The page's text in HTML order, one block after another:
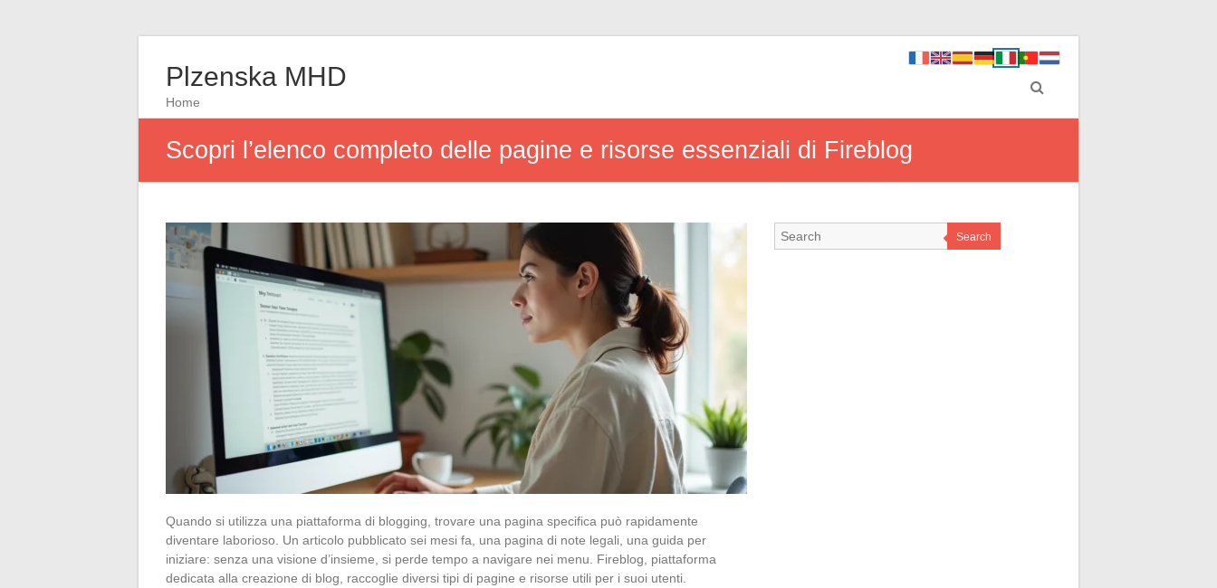
Plzenska MHD
Home
Scopri l’elenco completo delle pagine e risorse essenziali di Fireblog
Quando si utilizza una piattaforma di blogging, trovare una pagina specifica può rapidamente
diventare laborioso. Un articolo pubblicato sei mesi fa, una pagina di note legali, una guida per
iniziare: senza una visione d’insieme, si perde tempo a navigare nei menu. Fireblog, piattaforma
dedicata alla creazione di blog, raccoglie diversi tipi di pagine e risorse utili per i suoi utenti.
Search